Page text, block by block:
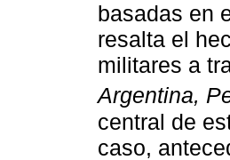
basadas en
resalta el
militares a
Argentina,
central de
caso,